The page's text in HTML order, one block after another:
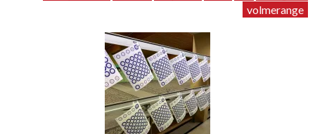
Benchrest
volmerange